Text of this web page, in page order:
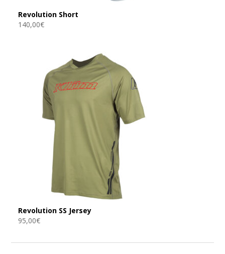
Revolution Short
140,00€
Revolution SS Jersey
95,00€